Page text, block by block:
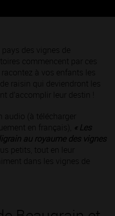
pays des vignes de
commencent par ces
à vos enfants les
raisin qui deviendront les
d’accomplir leur destin !
audio (à télécharger
en français),
« Les
au royaume des vignes
petits, tout en leur
dans les vignes de